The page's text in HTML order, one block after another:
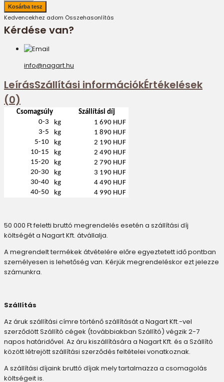
Kedvencekhez adom Összehasonlítás
Kérdése van?
info@nagart.hu
LeírásSzállítási információkÉrtékelések
(0)
Csomagsúly
Szállítási díj
0-3
kg
1 690 HUF
3-5
kg
1 890 HUF
5-10
kg
2 190 HUF
10-15
kg
2 490 HUF
15-20
kg
2 790 HUF
20-30
kg
3 190 HUF
30-40
kg
4 490 HUF
40-50
kg 4 990 HUF
50 000 Ft feletti bruttó megrendelés esetén a szállítási díj
költségét a Nagart Kft. átvállalja.
A megrendelt termékek átvételére előre egyeztetett idő pontban
személyesen is lehetőség van. Kérjük megrendeléskor ezt jelezze
számunkra.
Szállítás
Az áruk szállítási címre történő szállítását a Nagart Kft.-vel
szerződött Szállító cégek (továbbiakban Szállító) végzik 2-7
napos határidővel. Az áru kiszállítására a Nagart Kft. és a Szállító
között létrejött szállítási szerződés feltételei vonatkoznak.
A szállítási díjaink bruttó díjak mely tartalmazza a csomagolás
költségeit is.